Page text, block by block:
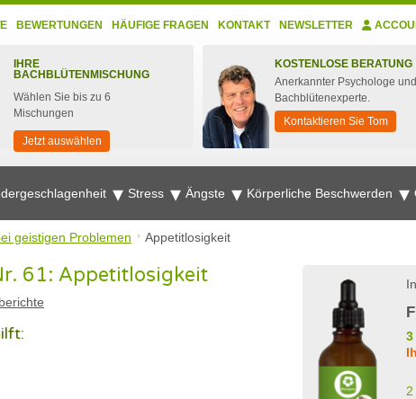
BEWERTUNGEN HÄUFIGE FRAGEN KONTAKT NEWSLETTER
IHRE
BACHBLÜTENMISCHUNG
Wählen Sie bis zu 6
Mischungen
Jetzt auswählen
KOSTENLOSE BERATUNG
Anerkannter Psychologe und
Bachblütenexperte.
Kontaktieren Sie Tom
Stress Ängste Körperliche Beschwerden
geistigen Problemen Appetitlosigkeit
61: Appetitlosigkeit
3